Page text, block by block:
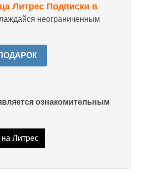
Литрес Подписки в
неограниченным
ознакомительным
Литрес